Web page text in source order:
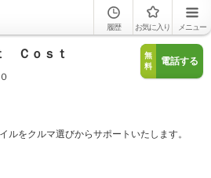
履歴 お気に入り メニュー
Ｃｏｓｔ
無
料
電話する
ルをクルマ選びからサポートいたします。